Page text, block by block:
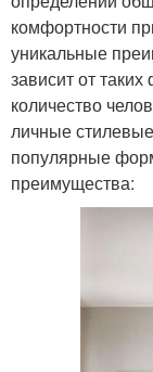
комфортности
уникальные
зависит от
количество
личные
популярные
преимущества: